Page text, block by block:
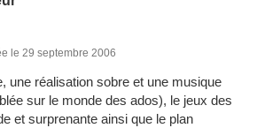
le 29 septembre 2006
une réalisation sobre et une musique
sur le monde des ados), le jeux des
et surprenante ainsi que le plan